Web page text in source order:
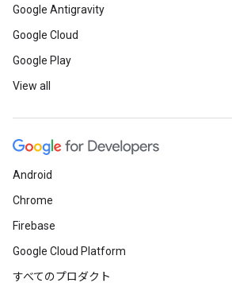
Google Antigravity
Google Cloud
Google Play
View all
Android
Chrome
Firebase
Google Cloud Platform
すべてのプロダクト